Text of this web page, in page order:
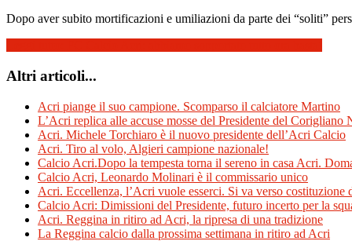
Dopo aver subito mortificazioni e umiliazioni da parte dei “soliti”
Altri articoli...
Acri piange il suo campione. Scomparso il calciatore Martino
L’Acri replica alle accuse mosse del Presidente del Corigliano
Acri. Michele Torchiaro è il nuovo presidente dell’Acri Calcio
Acri. Tiro al volo, Algieri campione nazionale!
Calcio Acri.Dopo la tempesta torna il sereno in casa Acri.
Calcio Acri, Leonardo Molinari è il commissario unico
Acri. Eccellenza, l’Acri vuole esserci. Si va verso costituzione
Calcio Acri: Dimissioni del Presidente, futuro incerto per la
Acri. Reggina in ritiro ad Acri, la ripresa di una tradizione
La Reggina calcio dalla prossima settimana in ritiro ad Acri